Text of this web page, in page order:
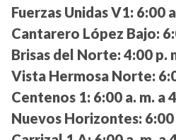
Fuerzas Unidas V1: 6:00
Cantarero López Bajo:
Brisas del Norte: 4:00 p.
Vista Hermosa Norte:
Centenos 1: 6:00 a. m. a
Nuevos Horizontes: 6:00